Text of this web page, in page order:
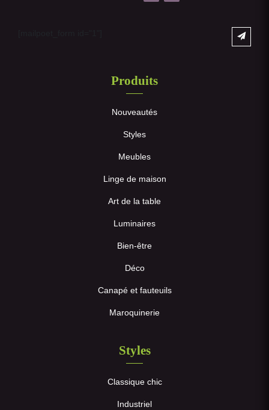
Produits
Nouveautés
Styles
Meubles
Linge de maison
Art de la table
Luminaires
Bien-être
Déco
Canapé et fauteuils
Maroquinerie
Styles
Classique chic
Industriel